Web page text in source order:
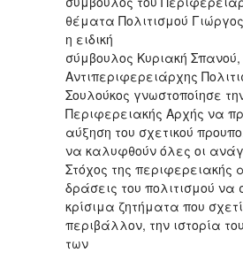
θέματα Πολιτισμού
η ειδική
σύμβουλος Κυριακή
Αντιπεριφερειάρχης
Σουλούκος γνωστοποίησε
Περιφερειακής Αρχής να
αύξηση του σχετικού
να καλυφθούν όλες οι
Στόχος της περιφερειακής
δράσεις του πολιτισμού να
κρίσιμα ζητήματα που
περιβάλλον, την ιστορία
των